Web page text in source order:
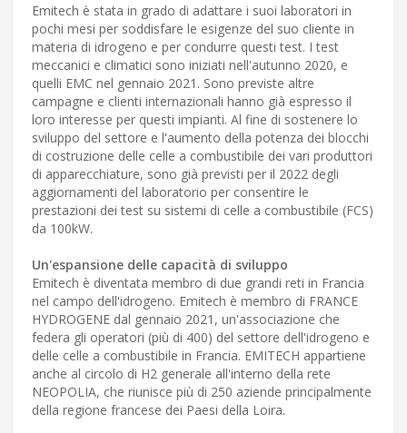
Emitech è stata in grado di adattare i suoi laboratori in
pochi mesi per soddisfare le esigenze del suo cliente in
materia di idrogeno e per condurre questi test. I test
meccanici e climatici sono iniziati nell'autunno 2020, e
quelli EMC nel gennaio 2021. Sono previste altre
campagne e clienti internazionali hanno già espresso il
loro interesse per questi impianti. Al fine di sostenere lo
sviluppo del settore e l'aumento della potenza dei blocchi
di costruzione delle celle a combustibile dei vari produttori
di apparecchiature, sono già previsti per il 2022 degli
aggiornamenti del laboratorio per consentire le
prestazioni dei test su sistemi di celle a combustibile (FCS)
da 100kW.
Un'espansione delle capacità di sviluppo
Emitech è diventata membro di due grandi reti in Francia
nel campo dell'idrogeno. Emitech è membro di FRANCE
HYDROGENE dal gennaio 2021, un'associazione che
federa gli operatori (più di 400) del settore dell'idrogeno e
delle celle a combustibile in Francia. EMITECH appartiene
anche al circolo di H2 generale all'interno della rete
NEOPOLIA, che riunisce più di 250 aziende principalmente
della regione francese dei Paesi della Loira.